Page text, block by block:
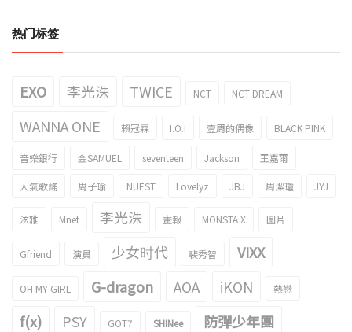
热门标签
EXO 李光洙 TWICE NCT NCT DREAM
WANNA ONE 賴冠霖 I.O.I 壹周的偶像 BLACK PINK
音樂銀行 金SAMUEL seventeen Jackson 王嘉爾
人氣歌謠 周子瑜 NUEST Lovelyz JBJ 周潔瓊 JYJ
泫雅 Mnet 李光洙 畫報 MONSTA X 圖片
Gfriend 演員 少女时代 裴秀智 VIXX
OH MY GIRL G-dragon AOA iKON 熱戀
f(x) PSY GOT7 SHINee 防彈少年團